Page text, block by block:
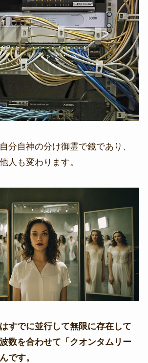
分自神の分け御霊で鏡であり、
人も変わります。
すでに並行して無限に存在して
数を合わせて「クオンタムリー
です。